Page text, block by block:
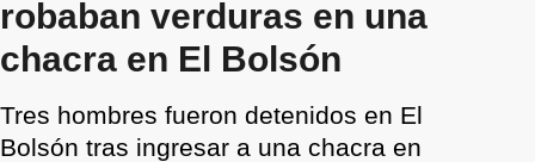
robaban verduras en una
chacra en El Bolsón
Tres hombres fueron detenidos en El
Bolsón tras ingresar a una chacra en